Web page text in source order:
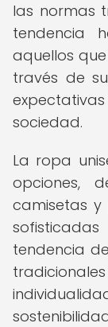
las normas
tendencia
aquellos
través de
sociedad.
La ropa
opciones,
camisetas
tendencia